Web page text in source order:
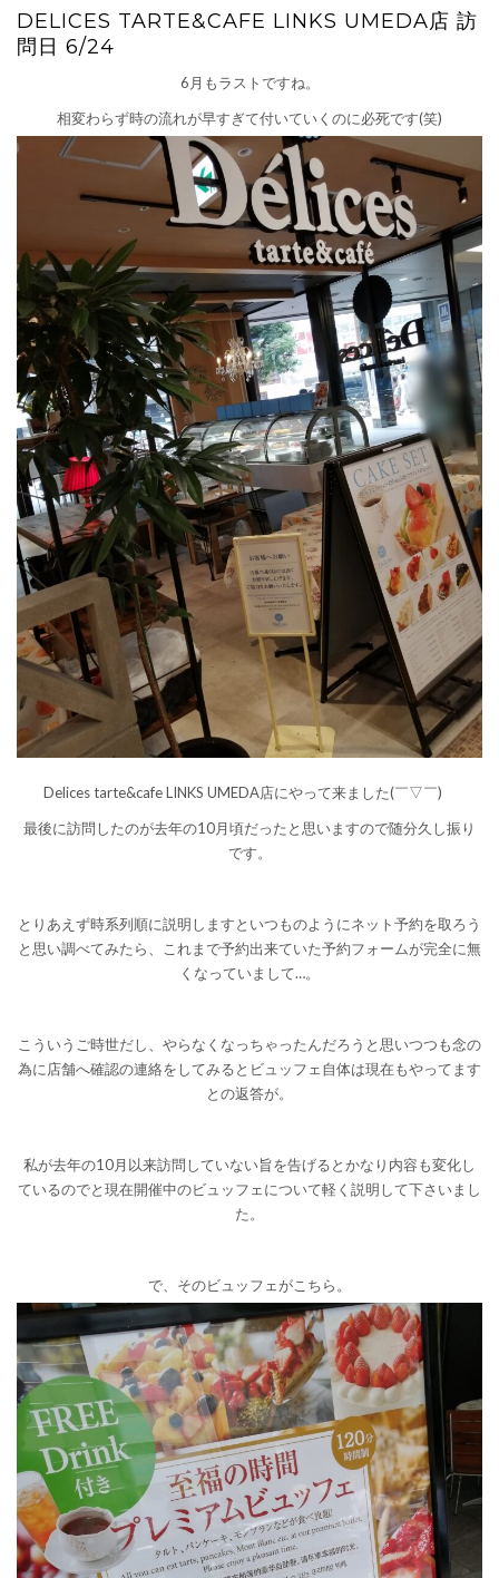
DELICES TARTE&CAFE LINKS UMEDA店 訪
問日 6/24
6月もラストですね。
相変わらず時の流れが早すぎて付いていくのに必死です(笑)
Delices tarte&cafe LINKS UMEDA店にやって来ました(￣▽￣)ゞ
最後に訪問したのが去年の10月頃だったと思いますので随分久し振り
です。
とりあえず時系列順に説明しますといつものようにネット予約を取ろう
と思い調べてみたら、これまで予約出来ていた予約フォームが完全に無
くなっていまして…。
こういうご時世だし、やらなくなっちゃったんだろうと思いつつも念の
為に店舗へ確認の連絡をしてみるとビュッフェ自体は現在もやってます
との返答が。
私が去年の10月以来訪問していない旨を告げるとかなり内容も変化し
ているのでと現在開催中のビュッフェについて軽く説明して下さいまし
た。
で、そのビュッフェがこちら。